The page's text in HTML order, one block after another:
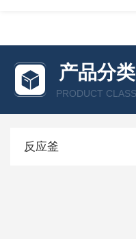
产品分类
PRODUCT
反应釜